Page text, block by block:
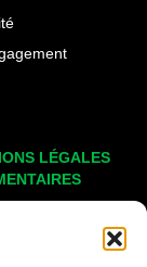
LÉGALES